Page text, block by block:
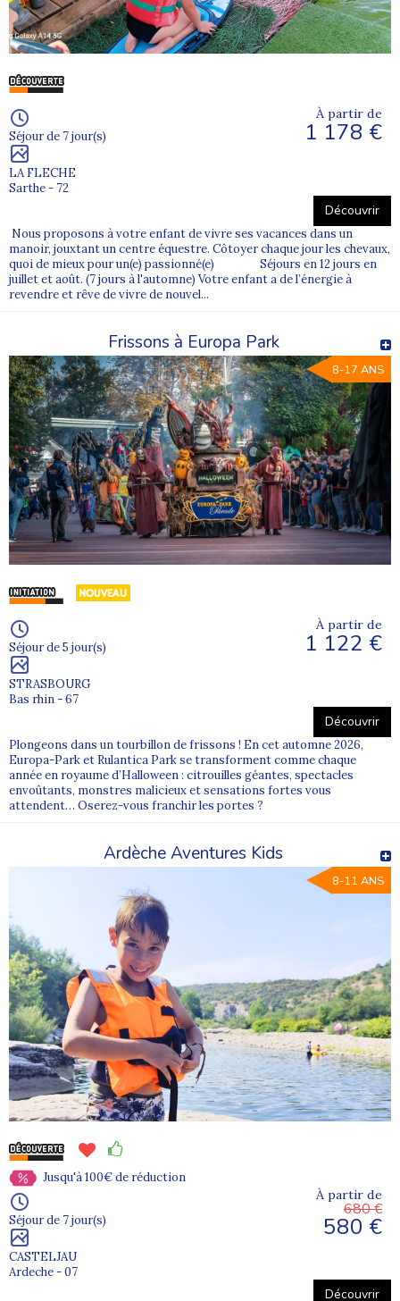
Séjour de 7 jour(s)
LA FLECHE
Sarthe - 72
À partir de
1 178 €
Découvrir
Nous proposons à votre enfant de vivre ses vacances dans un
manoir, jouxtant un centre équestre. Côtoyer chaque jour les chevaux,
quoi de mieux pour un(e) passionné(e) Séjours en 12 jours en
juillet et août. (7 jours à l'automne) Votre enfant a de l’énergie à
revendre et rêve de vivre de nouvel...
Frissons à Europa Park
8-17 ANS
Séjour de 5 jour(s)
STRASBOURG
Bas rhin - 67
À partir de
1 122 €
Découvrir
Plongeons dans un tourbillon de frissons ! En cet automne 2026,
Europa-Park et Rulantica Park se transforment comme chaque
année en royaume d’Halloween : citrouilles géantes, spectacles
envoûtants, monstres malicieux et sensations fortes vous
attendent… Oserez-vous franchir les portes ?
Ardèche Aventures Kids
8-11 ANS
Jusqu'à 100€ de réduction
Séjour de 7 jour(s)
CASTELJAU
Ardeche - 07
À partir de
680 €
580 €
Découvrir